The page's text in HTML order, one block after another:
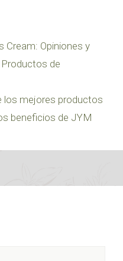
Cream: Opiniones y
de
los mejores productos
beneficios de JYM